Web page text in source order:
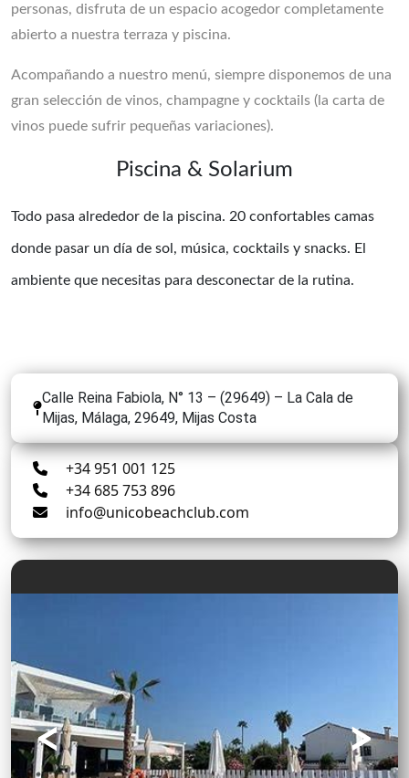
Calle Reina Fabiola, N° 13 – (29649) – La Cala de
Mijas, Málaga, 29649, Mijas Costa
+34 951 001 125
+34 685 753 896
info@unicobeachclub.com
personas, disfruta de un espacio acogedor completamente
abierto a nuestra terraza y piscina.
Acompañando a nuestro menú, siempre disponemos de una
gran selección de vinos, champagne y cocktails (la carta de
vinos puede sufrir pequeñas variaciones).
Piscina & Solarium
Todo pasa alrededor de la piscina. 20 confortables camas
donde pasar un día de sol, música, cocktails y snacks. El
ambiente que necesitas para desconectar de la rutina.